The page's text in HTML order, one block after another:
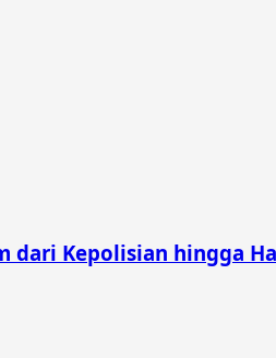
dari Kepolisian hingga